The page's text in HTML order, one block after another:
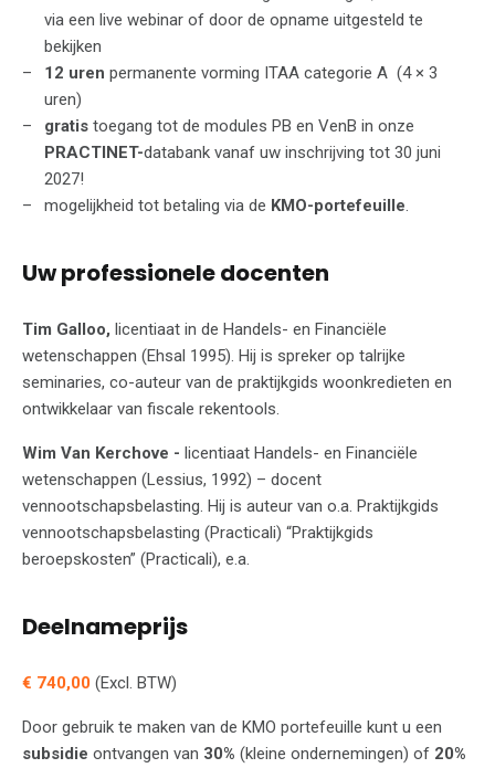
via een live webinar of door de opname uitgesteld te
bekijken
12 uren permanente vorming ITAA categorie A (4 × 3
uren)
gratis toegang tot de modules PB en VenB in onze
PRACTINET-databank vanaf uw inschrijving tot 30 juni
2027!
mogelijkheid tot betaling via de KMO-portefeuille
Uw professionele docenten
Tim Galloo, licentiaat in de Handels- en Financiële
wetenschappen (Ehsal 1995). Hij is spreker op talrijke
seminaries, co-auteur van de praktijkgids woonkredieten en
ontwikkelaar van fiscale rekentools.
Wim Van Kerchove - licentiaat Handels- en Financiële
wetenschappen (Lessius, 1992) – docent
vennootschapsbelasting. Hij is auteur van o.a. Praktijkgids
vennootschapsbelasting (Practicali) “Praktijkgids
beroepskosten” (Practicali), e.a.
Deelnameprijs
€ 740,00 (Excl. BTW)
Door gebruik te maken van de KMO portefeuille kunt u een
subsidie ontvangen van 30% (kleine ondernemingen) of 20%